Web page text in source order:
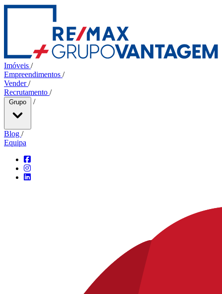
Imóveis /
Empreendimentos /
Vender/
Recrutamento /
Grupo /
Blog /
Equipa